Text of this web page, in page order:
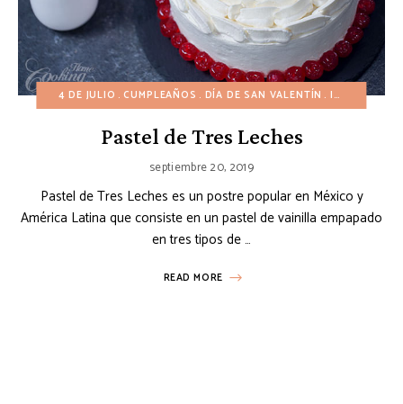
4 DE JULIO CUMPLEAÑOS DÍA DE SAN VALENTÍN INVIERNO
Pastel de Tres Leches
septiembre 20, 2019
Pastel de Tres Leches es un postre popular en México y
América Latina que consiste en un pastel de vainilla empapado
en tres tipos de …
READ MORE